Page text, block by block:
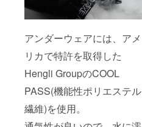
アンダーウェアには、アメ
リカで特許を取得した
Hengli GroupのCOOL
PASS(機能性ポリエステル
繊維)を使用。